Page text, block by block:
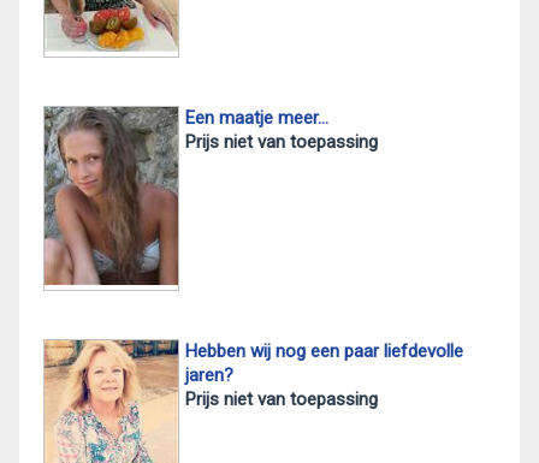
Een maatje meer…
Prijs niet van toepassing
Hebben wij nog een paar liefdevolle
jaren?
Prijs niet van toepassing